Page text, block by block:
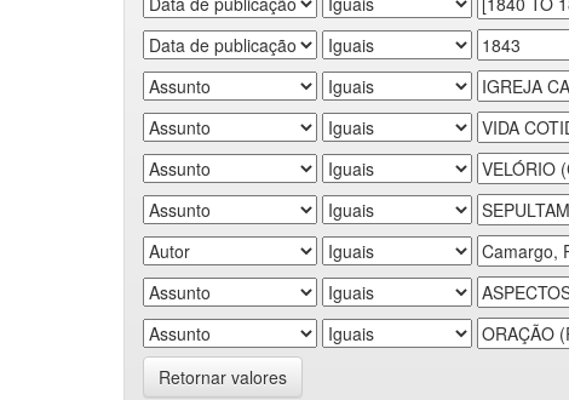
Retornar valores